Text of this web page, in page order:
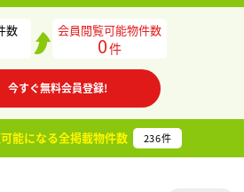
数 会員閲覧可能物件数
0件
今すぐ無料会員登録!
能になる全掲載物件数 236件